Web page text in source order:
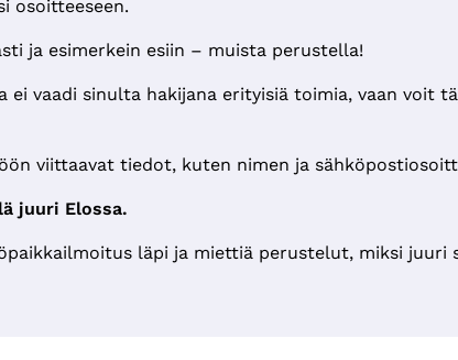
osoitteeseen.
ja esimerkein esiin – muista perustella!
vaadi sinulta hakijana erityisiä toimia, vaan voit
viittaavat tiedot, kuten nimen ja
juuri Elossa.
läpi ja miettiä perustelut, miksi juuri